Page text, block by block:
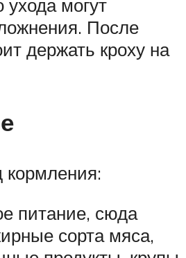
ухода могут
После
держать кроху на
питание, сюда
сорта мяса,